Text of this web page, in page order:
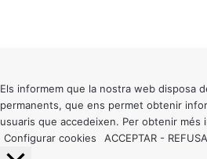
button
Els informem que la nostra web disposa
permanents, que ens permet obtenir
usuaris que accedeixen. Per obtenir més
Configurar cookies
ACCEPTAR -